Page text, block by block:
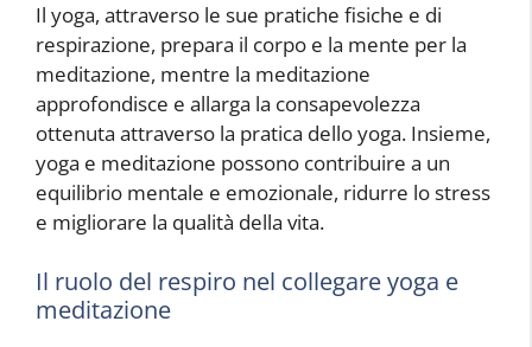
Il yoga, attraverso le sue pratiche fisiche e di
respirazione, prepara il corpo e la mente per la
meditazione, mentre la meditazione
approfondisce e allarga la consapevolezza
ottenuta attraverso la pratica dello yoga. Insieme,
yoga e meditazione possono contribuire a un
equilibrio mentale e emozionale, ridurre lo stress
e migliorare la qualità della vita.
Il ruolo del respiro nel collegare yoga e
meditazione